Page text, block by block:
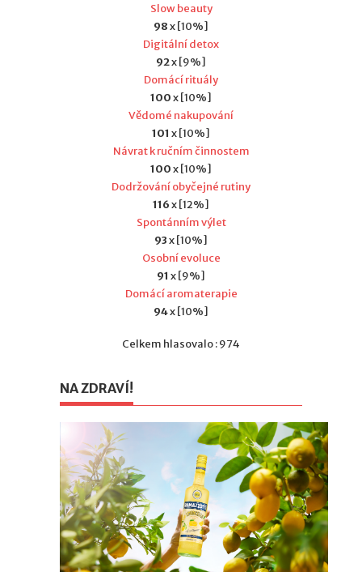
Slow beauty
98x [10%]
Digitální detox
92x [9%]
Domácí rituály
100x [10%]
Vědomé nakupování
101 x [10%]
Návrat k ručním činnostem
100x [10%]
Dodržování obyčejné rutiny
116x [12%]
Spontánním výlet
93x [10%]
Osobní evoluce
91 x [9%]
Domácí aromaterapie
94x [10%]
Celkem hlasovalo : 974
NA ZDRAVÍ!